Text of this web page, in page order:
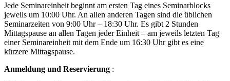
Jede Seminareinheit beginnt am ersten Tag eines Seminarblocks
jeweils um 10:00 Uhr. An allen anderen Tagen sind die üblichen
Seminarzeiten von 9:00 Uhr – 18:30 Uhr. Es gibt 2 Stunden
Mittagspause an allen Tagen jeder Einheit – am jeweils letzten Tag
einer Seminareinheit mit dem Ende um 16:30 Uhr gibt es eine
kürzere Mittagspause.
Anmeldung und Reservierung :